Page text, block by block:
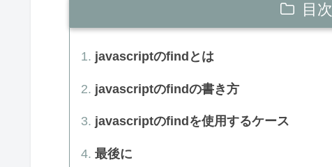
目次
javascriptのfindとは
javascriptのfindの書き方
javascriptのfindを使用するケース
最後に